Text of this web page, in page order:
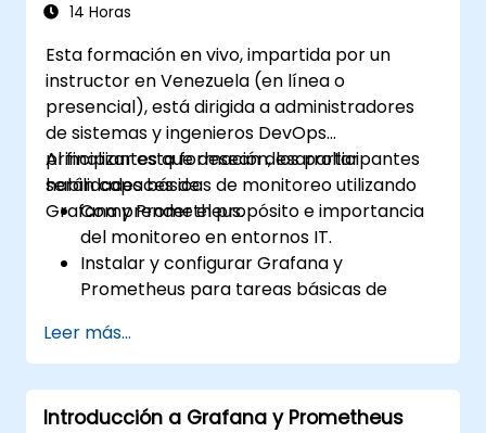
14 Horas
Esta formación en vivo, impartida por un
instructor en Venezuela (en línea o
presencial), está dirigida a administradores
de sistemas y ingenieros DevOps
principiantes que desean desarrollar
habilidades básicas de monitoreo utilizando
Grafana y Prometheus.
Al finalizar esta formación, los participantes
serán capaces de:
Comprender el propósito e importancia
del monitoreo en entornos IT.
Instalar y configurar Grafana y
Prometheus para tareas básicas de
Crear dashboards simples y alertas para
visualizar el rendimiento del sistema.
Aplicar mejores prácticas para
monitorear la disponibilidad y el
Leer más...
Introducción a Grafana y Prometheus